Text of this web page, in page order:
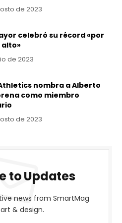
de 2023
celebró su récord «por
alto»
de 2023
nombra a Alberto
como miembro
de 2023
to Updates
news from SmartMag
& design.